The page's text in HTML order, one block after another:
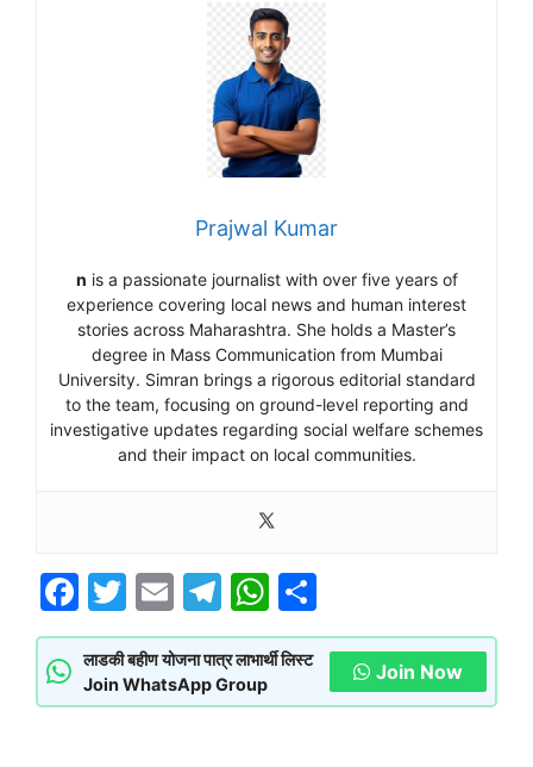
Prajwal Kumar
n is a passionate journalist with over five years of
experience covering local news and human interest
stories across Maharashtra. She holds a Master’s
degree in Mass Communication from Mumbai
University. Simran brings a rigorous editorial standard
to the team, focusing on ground-level reporting and
investigative updates regarding social welfare schemes
and their impact on local communities.
F
a
c
e
T
w
itt
er
E
m
ai
l
T
el
e
gr
W
h
at
s
h
ar
e
लाडकी बहीण योजना पात्र लाभार्थी लिस्ट
Join WhatsApp Group
Join Now